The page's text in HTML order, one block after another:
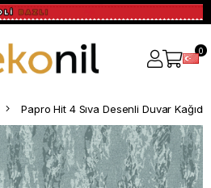
0
Papro Hit 4 Sıva Desenli Duvar